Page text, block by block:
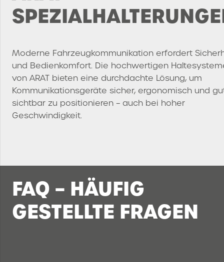
Moderne Fahrzeugkommunikation erfordert
und Bedienkomfort. Die hochwertigen
von ARAT bieten eine durchdachte Lösung, um
Kommunikationsgeräte sicher, ergonomisch und
sichtbar zu positionieren – auch bei hoher
Geschwindigkeit.
FAQ – HÄUFIG
GESTELLTE FRAGEN